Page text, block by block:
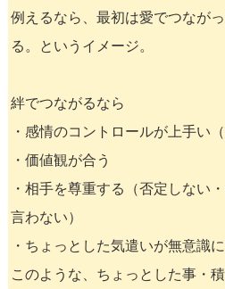
例えるなら、最初は愛でつなが
る。というイメージ。
絆でつながるなら
・感情のコントロールが上手い
・価値観が合う
・相手を尊重する（否定しない
言わない）
・ちょっとした気遣いが無意識
このような、ちょっとした事・